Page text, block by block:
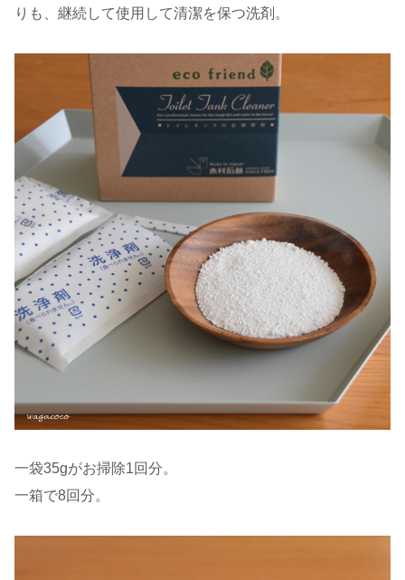
りも、継続して使用して清潔を保つ洗剤。
一袋35gがお掃除1回分。
一箱で8回分。